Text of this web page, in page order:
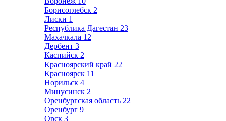
Борисоглебск 2
Лиски 1
Республика Дагестан 23
Махачкала 12
Дербент 3
Каспийск 2
Красноярский край 22
Красноярск 11
Норильск 4
Минусинск 2
Оренбургская область 22
Оренбург 9
Орск 3